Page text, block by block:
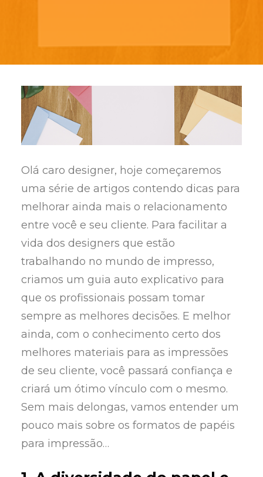
Olá caro designer, hoje começaremos
uma série de artigos contendo dicas para
melhorar ainda mais o relacionamento
entre você e seu cliente. Para facilitar a
vida dos designers que estão
trabalhando no mundo de impresso,
criamos um guia auto explicativo para
que os profissionais possam tomar
sempre as melhores decisões. E melhor
ainda, com o conhecimento certo dos
melhores materiais para as impressões
de seu cliente, você passará confiança e
criará um ótimo vínculo com o mesmo.
Sem mais delongas, vamos entender um
pouco mais sobre os formatos de papéis
para impressão…